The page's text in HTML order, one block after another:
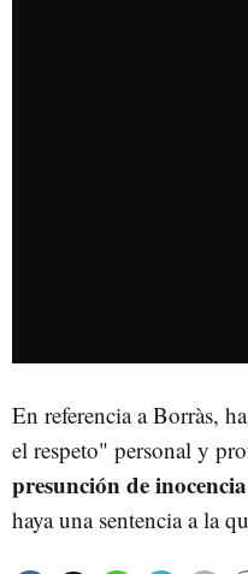
En referencia a Borràs,
el respeto" personal y
presuncióndeinocencia
haya una sentencia a la